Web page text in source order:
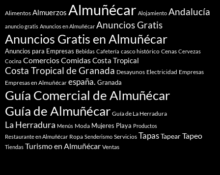
Alimentos Almuerzos Almuñécar Alojamiento Andalucía
anuncio gratis Anuncios en Almuñécar Anuncios Gratis
Anuncios Gratis en Almuñécar
Anuncios para Empresas Bebidas Cafetería casco histórico Cenas Cervezas
Cocina ComerciosComidasCosta Tropical
Costa Tropical de Granada Desayunos Electricidad Empresas
Empresas en Almuñécar españa. Granada
Guía Comercial de Almuñécar
Guía de Almuñécar Guía de La Herradura
La Herradura Menús Moda Mujeres Playa Productos
Restaurante en Almuñécar Ropa Senderismo Servicios TapasTapearTapeo
Tiendas Turismo en Almuñécar Ventas